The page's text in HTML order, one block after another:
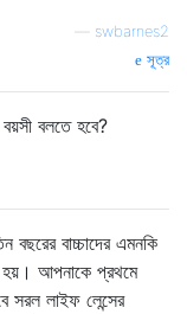
swbarnes2
সূত্র
বলতে হবে?
বছরের বাচ্চাদের এমনকি
হয়। আপনাকে প্রথমে
সরল লাইফ লেন্সের